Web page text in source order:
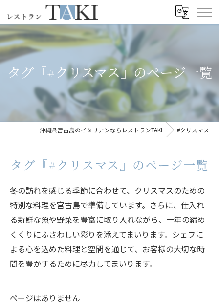
タグ『#クリスマス』のページ一覧
沖縄県宮古島のイタリアンならレストランTAKI #クリスマス
タグ『#クリスマス』のページ一覧
冬の訪れを感じる季節に合わせて、クリスマスのための
特別な料理を宮古島で準備しています。さらに、仕入れ
る新鮮な魚や野菜を豊富に取り入れながら、一年の締め
くくりにふさわしい彩りを添えてまいります。シェフに
よる心を込めた料理と空間を通じて、お客様の大切な時
間を豊かするために尽力してまいります。
ページはありません